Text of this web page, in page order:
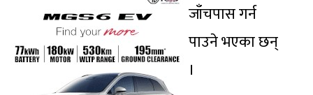
जाँचपास गर्न
पाउने भएका छन्
।